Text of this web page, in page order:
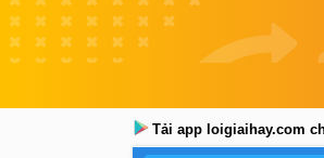
Tải app loigiaihay.com